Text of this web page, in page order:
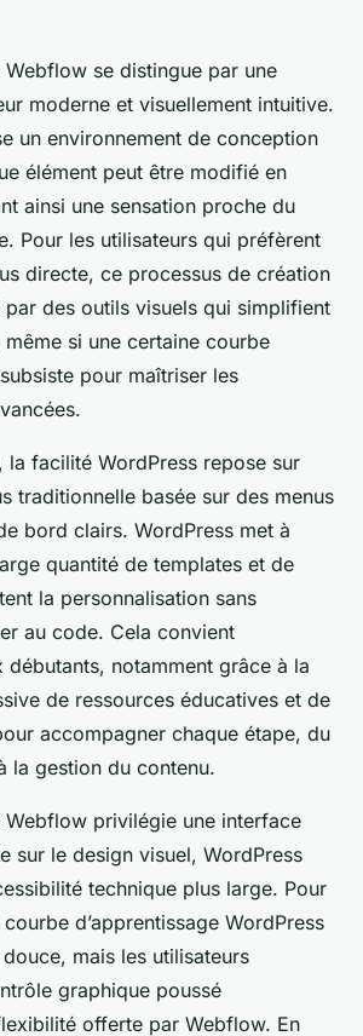
Webflow se distingue par une
moderne et visuellement intuitive.
un environnement de conception
élément peut être modifié en
ainsi une sensation proche du
Pour les utilisateurs qui préfèrent
directe, ce processus de création
des outils visuels qui simplifient
si une certaine courbe
pour maîtriser les
la facilité WordPress repose sur
traditionnelle basée sur des menus
bord clairs. WordPress met à
quantité de templates et de
la personnalisation sans
au code. Cela convient
débutants, notamment grâce à la
de ressources éducatives et de
accompagner chaque étape, du
la gestion du contenu.
Webflow privilégie une interface
sur le design visuel, WordPress
technique plus large. Pour
d’apprentissage WordPress
mais les utilisateurs
graphique poussé
offerte par Webflow. En